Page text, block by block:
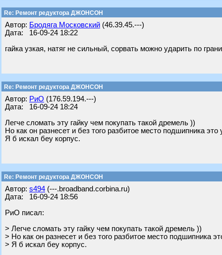
Re: Ремонт редуктора ДЖОНСОН
Автор: Бродяга Московский (46.39.45.---)
Дата: 16-09-24 18:22
гайка узкая, натяг не сильный, сорвать можно ударить по
Re: Ремонт редуктора ДЖОНСОН
Автор: РиО (176.59.194.---)
Дата: 16-09-24 18:24
Легче сломать эту гайку чем покупать такой дремель ))
Но как он разнесет и без того разбитое место подшипника это
Я б искал беу корпус.
Re: Ремонт редуктора ДЖОНСОН
Автор: s494 (---.broadband.corbina.ru)
Дата: 16-09-24 18:56
РиО писал:
> Легче сломать эту гайку чем покупать такой дремель ))
> Но как он разнесет и без того разбитое место подшипника
> Я б искал беу корпус.